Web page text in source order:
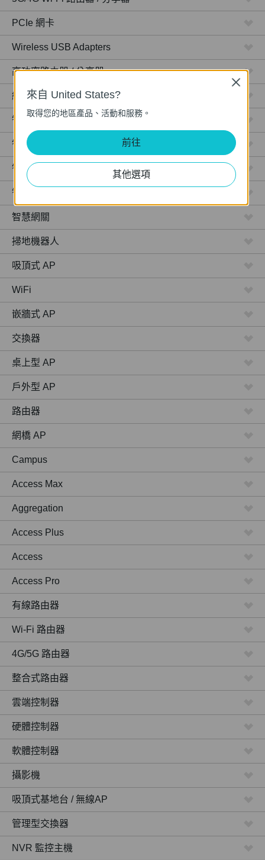
PCIe 網卡
Wireless USB Adapters
高功率路由器 / 分享器
網路攝影機
智慧型插座
智慧型燈泡
智慧開關
智慧感應器
智慧網關
掃地機器人
吸頂式 AP
WiFi
嵌牆式 AP
交換器
桌上型 AP
戶外型 AP
路由器
網橋 AP
Campus
Access Max
Aggregation
Access Plus
Access
Access Pro
有線路由器
Wi-Fi 路由器
4G/5G 路由器
整合式路由器
雲端控制器
硬體控制器
軟體控制器
攝影機
吸頂式基地台 / 無線AP
管理型交換器
NVR 監控主機
來自 United States?
取得您的地區產品、活動和服務。
前往
其他選項
Close